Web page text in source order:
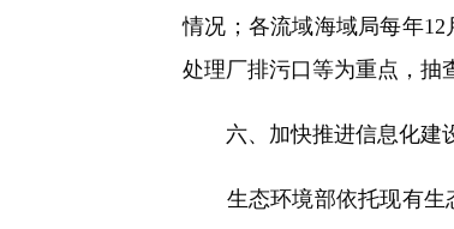
情况；各流域海域局每年
处理厂排污口等为重点，抽
六、加快推进信息化建
生态环境部依托现有生态